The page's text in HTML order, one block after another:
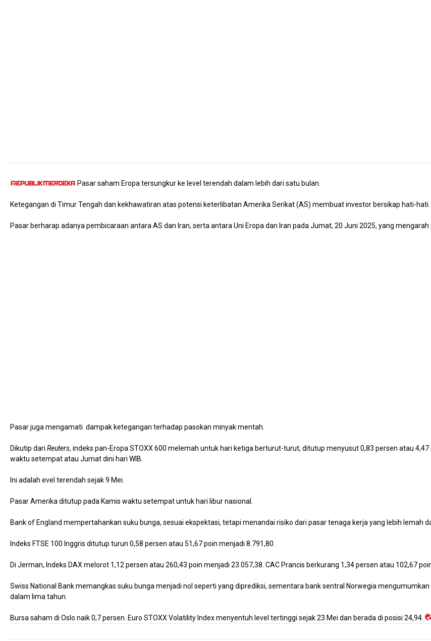
Pasar saham Eropa tersungkur ke level terendah dalam lebih dari satu bulan.
Ketegangan di Timur Tengah dan kekhawatiran atas potensi keterlibatan Amerika Serikat (AS) membuat investor bersikap hati-hati.
Pasar berharap adanya pembicaraan antara AS dan Iran, serta antara Uni Eropa dan Iran pada Jumat, 20 Juni 2025, yang
Pasar juga mengamati dampak ketegangan terhadap pasokan minyak mentah.
Dikutip dari Reuters, indeks pan-Eropa STOXX 600 melemah untuk hari ketiga berturut-turut, ditutup menyusut 0,83 persen atau
waktu setempat atau Jumat dini hari WIB.
Ini adalah evel terendah sejak 9 Mei.
Pasar Amerika ditutup pada Kamis waktu setempat untuk hari libur nasional.
Bank of England mempertahankan suku bunga, sesuai ekspektasi, tetapi menandai risiko dari pasar tenaga kerja yang lebih lemah
Indeks FTSE 100 Inggris ditutup turun 0,58 persen atau 51,67 poin menjadi 8.791,80.
Di Jerman, Indeks DAX melorot 1,12 persen atau 260,43 poin menjadi 23.057,38. CAC Prancis berkurang 1,34 persen atau 102,67
Swiss National Bank memangkas suku bunga menjadi nol seperti yang diprediksi, sementara bank sentral Norwegia
dalam lima tahun.
Bursa saham di Oslo naik 0,7 persen. Euro STOXX Volatility Index menyentuh level tertinggi sejak 23 Mei dan berada di posisi 24,94.